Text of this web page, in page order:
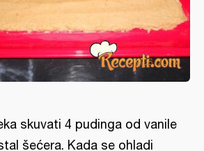
skuvati 4 pudinga od vanile
šećera. Kada se ohladi